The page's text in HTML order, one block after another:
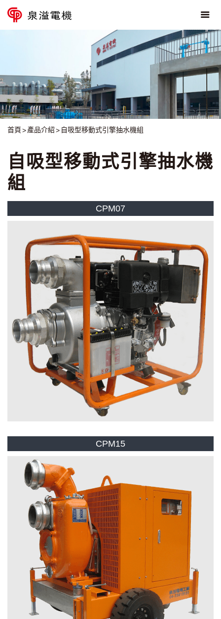
首頁 產品介紹 自吸型移動式引擎抽水機組
自吸型移動式引擎抽水機
組
CPM07
CPM15